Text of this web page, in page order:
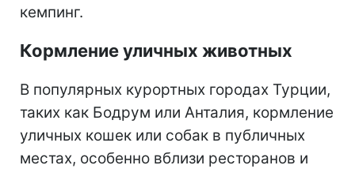
кемпинг.
Кормление уличных животных
В популярных курортных городах Турции,
таких как Бодрум или Анталия, кормление
уличных кошек или собак в публичных
местах, особенно вблизи ресторанов и